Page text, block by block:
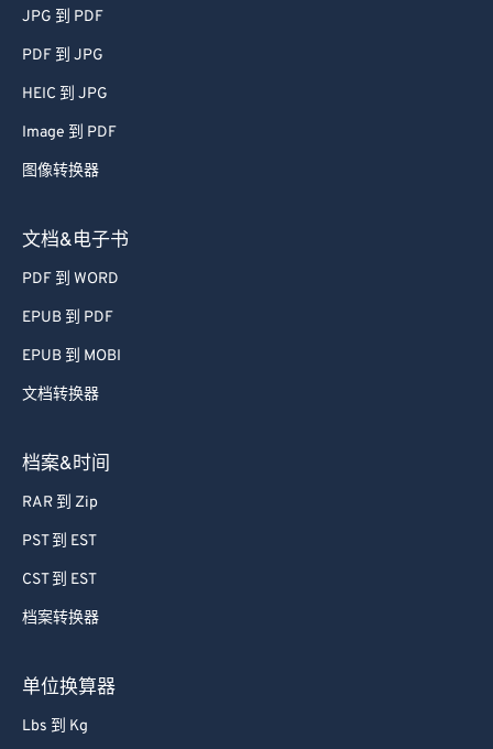
JPG 到 PDF
PDF 到 JPG
HEIC 到 JPG
Image 到 PDF
图像转换器
文档&电子书
PDF 到 WORD
EPUB 到 PDF
EPUB 到 MOBI
文档转换器
档案&时间
RAR 到 Zip
PST 到 EST
CST 到 EST
档案转换器
单位换算器
Lbs 到 Kg